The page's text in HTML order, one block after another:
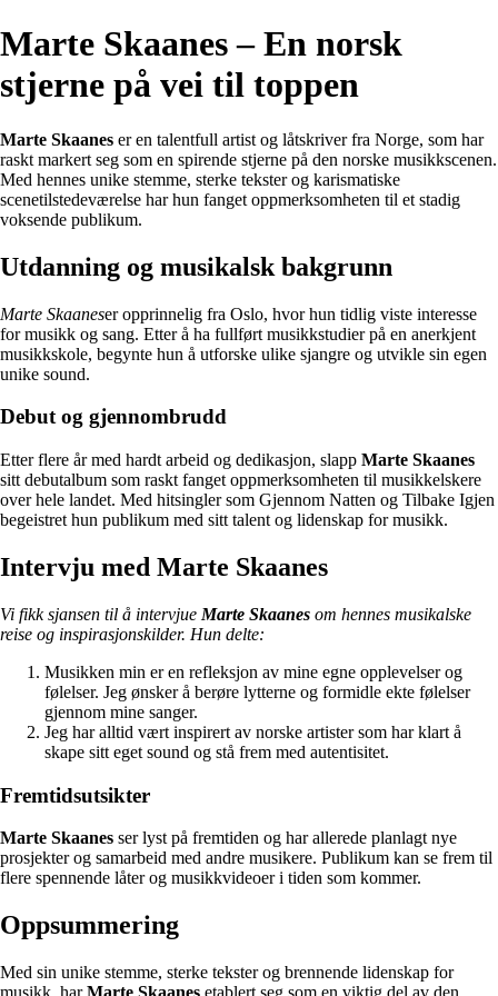
Marte Skaanes – En norsk
stjerne på vei til toppen
Marte Skaanes er en talentfull artist og låtskriver fra Norge, som har
raskt markert seg som en spirende stjerne på den norske musikkscenen.
Med hennes unike stemme, sterke tekster og karismatiske
scenetilstedeværelse har hun fanget oppmerksomheten til et stadig
voksende publikum.
Utdanning og musikalsk bakgrunn
Marte Skaaneser opprinnelig fra Oslo, hvor hun tidlig viste interesse
for musikk og sang. Etter å ha fullført musikkstudier på en anerkjent
musikkskole, begynte hun å utforske ulike sjangre og utvikle sin egen
unike sound.
Debut og gjennombrudd
Etter flere år med hardt arbeid og dedikasjon, slapp Marte Skaanes
sitt debutalbum som raskt fanget oppmerksomheten til musikkelskere
over hele landet. Med hitsingler som Gjennom Natten og Tilbake Igjen
begeistret hun publikum med sitt talent og lidenskap for musikk.
Intervju med Marte Skaanes
Vi fikk sjansen til å intervjue Marte Skaanes om hennes musikalske
reise og inspirasjonskilder. Hun delte:
Musikken min er en refleksjon av mine egne opplevelser og
følelser. Jeg ønsker å berøre lytterne og formidle ekte følelser
gjennom mine sanger.
Jeg har alltid vært inspirert av norske artister som har klart å
skape sitt eget sound og stå frem med autentisitet.
Fremtidsutsikter
Marte Skaanes ser lyst på fremtiden og har allerede planlagt nye
prosjekter og samarbeid med andre musikere. Publikum kan se frem til
flere spennende låter og musikkvideoer i tiden som kommer.
Oppsummering
Med sin unike stemme, sterke tekster og brennende lidenskap for